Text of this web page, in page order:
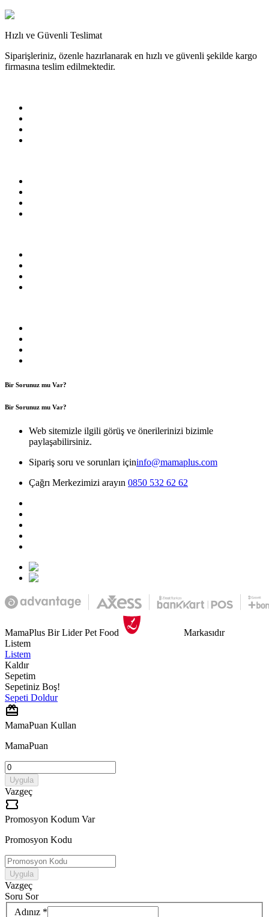
Hızlı ve Güvenli Teslimat
Siparişleriniz, özenle hazırlanarak en hızlı ve güvenli şekilde kargo
firmasına teslim edilmektedir.
Bir Sorunuz mu Var?
Bir Sorunuz mu Var?
Web sitemizle ilgili görüş ve önerilerinizi bizimle
paylaşabilirsiniz.
Sipariş soru ve sorunları içininfo@mamaplus.com
Çağrı Merkezimizi arayın 0850 532 62 62
MamaPlus Bir Lider Pet Food
Markasıdır
Listem
Listem
Kaldır
Sepetim
Sepetiniz Boş!
Sepeti Doldur
MamaPuan Kullan
MamaPuan
Uygula
Vazgeç
Promosyon Kodum Var
Promosyon Kodu
Uygula
Vazgeç
Soru Sor
Adınız *